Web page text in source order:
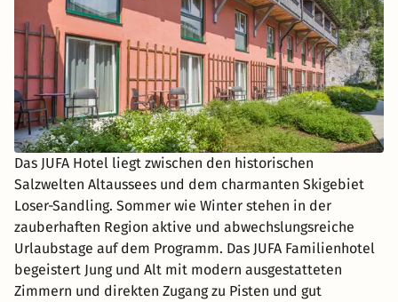
Das JUFA Hotel liegt zwischen den historischen
Salzwelten Altaussees und dem charmanten Skigebiet
Loser-Sandling. Sommer wie Winter stehen in der
zauberhaften Region aktive und abwechslungsreiche
Urlaubstage auf dem Programm. Das JUFA Familienhotel
begeistert Jung und Alt mit modern ausgestatteten
Zimmern und direkten Zugang zu Pisten und gut